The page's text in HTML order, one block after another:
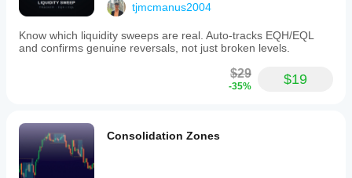
tjmcmanus2004
Know which liquidity sweeps are real. Auto-tracks EQH/EQL
and confirms genuine reversals, not just broken levels.
$29
-35% $19
Consolidation Zones